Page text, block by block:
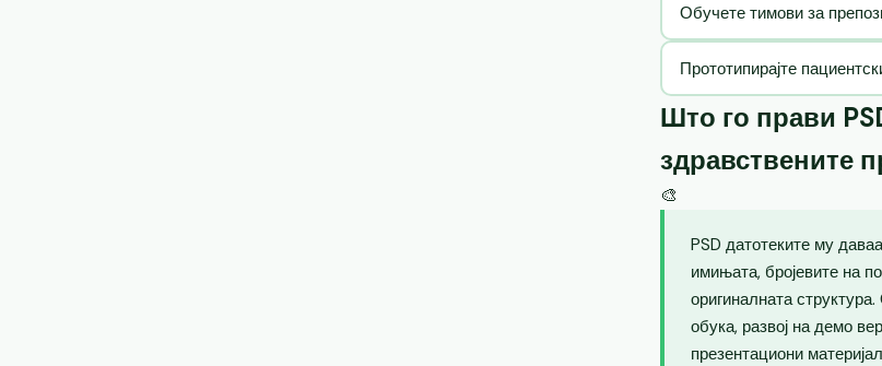
Обучете тимови за
Прототипирајте
Што го прави
здравствените
🎨
PSD датотеките му
имињата, бројевите на
оригиналната
обука, развој на демо
презентациони